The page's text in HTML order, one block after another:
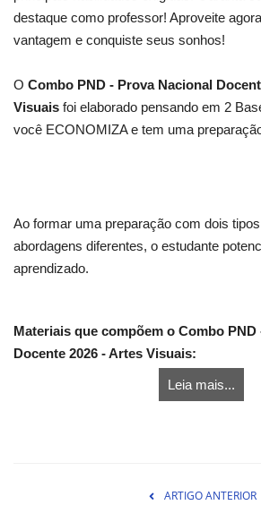
destaque como professor! Aproveite
vantagem e conquiste seus sonhos!
O Combo PND - Prova Nacional
Visuais foi elaborado pensando em 2
você ECONOMIZA e tem uma
Ao formar uma preparação com dois
abordagens diferentes, o estudante
aprendizado.
Materiais que compõem o Combo
Docente 2026 - Artes Visuais:
Leia mais...
ARTIGO ANTERIOR